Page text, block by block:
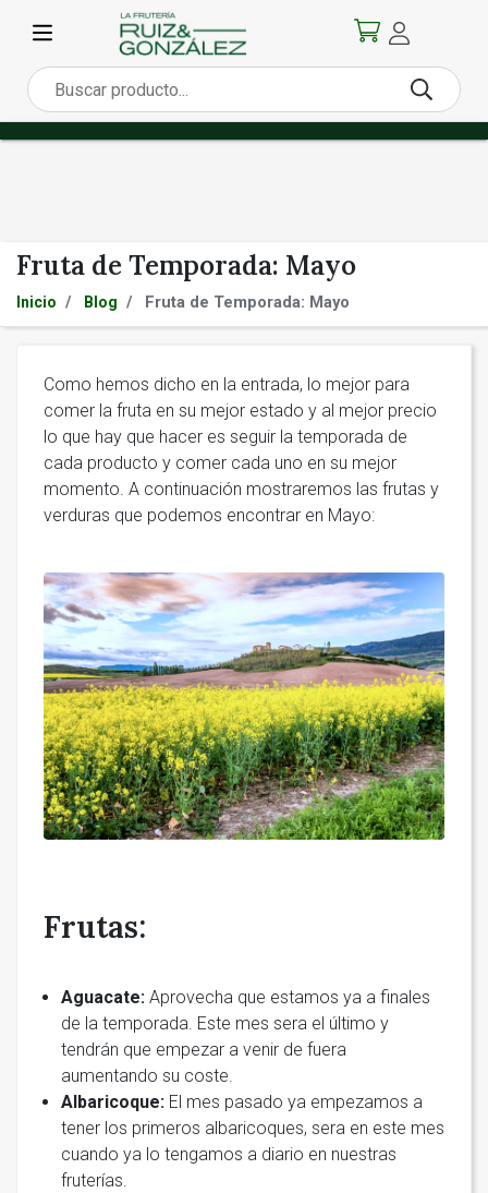
Fruta de Temporada: Mayo
Inicio Blog Fruta de Temporada: Mayo
Como hemos dicho en la entrada, lo mejor para
comer la fruta en su mejor estado y al mejor precio
lo que hay que hacer es seguir la temporada de
cada producto y comer cada uno en su mejor
momento. A continuación mostraremos las frutas y
verduras que podemos encontrar en Mayo:
Frutas:
Aguacate: Aprovecha que estamos ya a finales
de la temporada. Este mes sera el último y
tendrán que empezar a venir de fuera
aumentando su coste.
Albaricoque: El mes pasado ya empezamos a
tener los primeros albaricoques, sera en este mes
cuando ya lo tengamos a diario en nuestras
fruterías.